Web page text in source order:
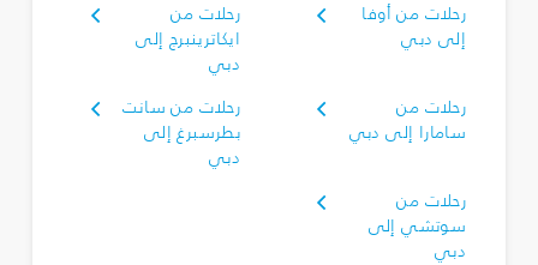
رحلات من أوفا
إلى دبي
رحلات من
ايكاترينبرج إلى
دبي
رحلات من
سامارا إلى دبي
رحلات من سانت
بطرسبرغ إلى
دبي
رحلات من
سوتشي إلى
دبي